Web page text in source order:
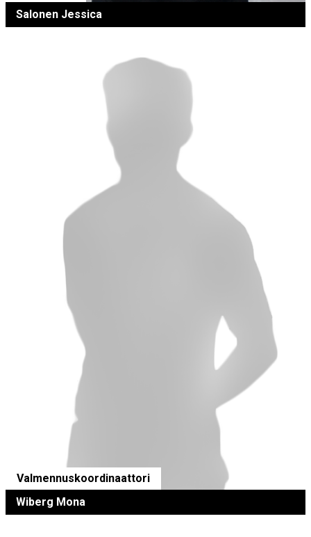
Salonen Jessica
Valmennuskoordinaattori
Wiberg Mona